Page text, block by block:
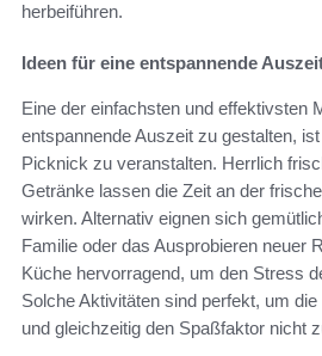
herbeiführen.
Ideen für eine entspannende
Eine der einfachsten und effektivsten
entspannende Auszeit zu gestalten,
Picknick zu veranstalten. Herrlich
Getränke lassen die Zeit an der
wirken. Alternativ eignen sich
Familie oder das Ausprobieren neuer
Küche hervorragend, um den Stress
Solche Aktivitäten sind perfekt, um
und gleichzeitig den Spaßfaktor nicht